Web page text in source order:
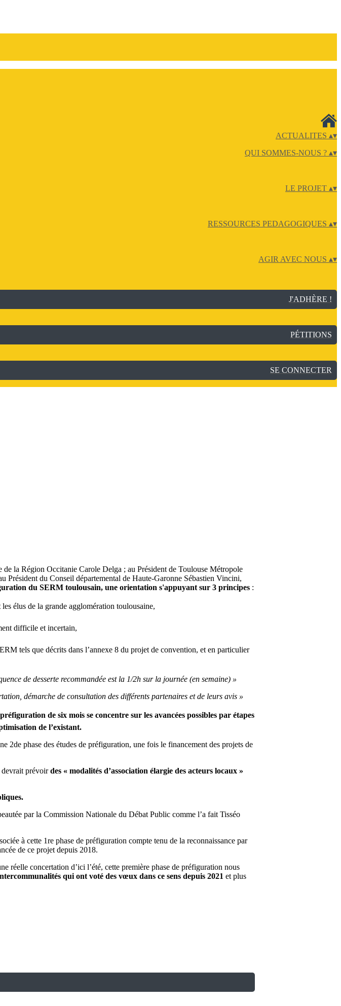
ACTUALITES ▴▾
QUI SOMMES-NOUS ? ▴▾
LE PROJET ▴▾
RESSOURCES PEDAGOGIQUES ▴▾
AGIR AVEC NOUS ▴▾
J'ADHÈRE !
PÉTITIONS
SE CONNECTER
de la Région Occitanie Carole Delga ; au Président de Toulouse Métropole
Président du Conseil départemental de Haute-Garonne Sébastien Vincini,
du SERM toulousain, une orientation s'appuyant sur 3 principes :
élus de la grande agglomération toulousaine,
difficile et incertain,
tels que décrits dans l’annexe 8 du projet de convention, et en particulier
de desserte recommandée est la 1/2h sur la journée (en semaine) »
démarche de consultation des différents partenaires et de leurs avis »
de six mois se concentre sur les avancées possibles par étapes
de l’existant.
2de phase des études de préfiguration, une fois le financement des projets de
devrait prévoirdes « modalités d’association élargie des acteurs locaux »
par la Commission Nationale du Débat Public comme l’a fait Tisséo
à cette 1re phase de préfiguration compte tenu de la reconnaissance par
de ce projet depuis 2018.
réelle concertation d’ici l’été, cette première phase de préfiguration nous
qui ont voté des vœux dans ce sens depuis 2021 et plus